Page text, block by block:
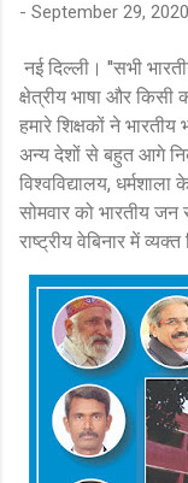
- September 29, 2020
नई दिल्ली। ''सभी
क्षेत्रीय भाषा और किसी
हमारे शिक्षकों ने
अन्य देशों से बहुत आगे
विश्वविद्यालय, धर्मशाला
सोमवार को भारतीय
राष्ट्रीय वेबिनार में व्यक्त